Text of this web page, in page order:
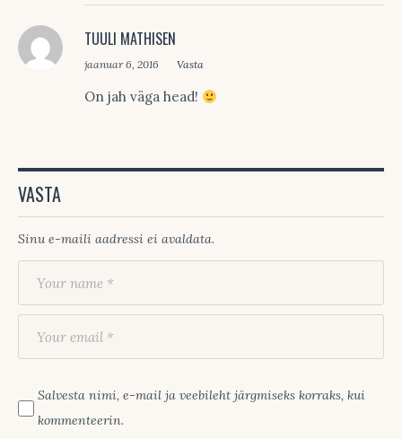
TUULI MATHISEN
jaanuar 6, 2016 Vasta
On jah väga head!
VASTA
Sinu e-maili aadressi ei avaldata.
Salvesta nimi, e-mail ja veebileht järgmiseks korraks, kui
kommenteerin.